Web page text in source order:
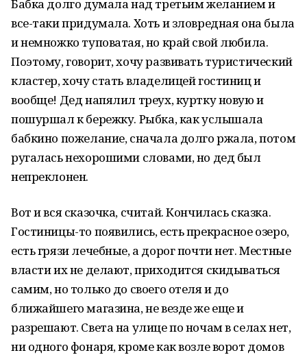
Бабка долго думала над третьим желанием и
все-таки придумала. Хоть и зловредная она была
и немножко туповатая, но край свой любила.
Поэтому, говорит, хочу развивать туристический
кластер, хочу стать владелицей гостиниц и
вообще! Дед напялил треух, куртку новую и
пошуршал к бережку. Рыбка, как услышала
бабкино пожелание, сначала долго ржала, потом
ругалась нехорошими словами, но дед был
непреклонен.
Вот и вся сказочка, считай. Кончилась сказка.
Гостиницы-то появились, есть прекрасное озеро,
есть грязи лечебные, а дорог почти нет. Местные
власти их не делают, приходится скидываться
самим, но только до своего отеля и до
ближайшего магазина, не везде же еще и
разрешают. Света на улице по ночам в селах нет,
ни одного фонаря, кроме как возле ворот домов